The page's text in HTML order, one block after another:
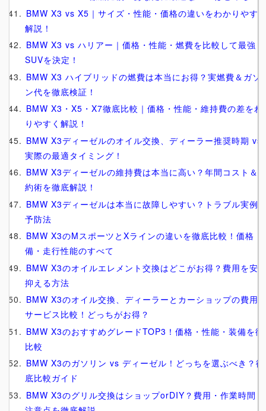
BMW X3 vs X5｜サイズ・性能・価格の違いをわかりやす
解説！
BMW X3 vs ハリアー｜価格・性能・燃費を比較して最強
SUVを決定！
BMW X3 ハイブリッドの燃費は本当にお得？実燃費＆ガソ
ン代を徹底検証！
BMW X3・X5・X7徹底比較｜価格・性能・維持費の差をわ
りやすく解説！
BMW X3ディーゼルのオイル交換、ディーラー推奨時期 vs
実際の最適タイミング！
BMW X3ディーゼルの維持費は本当に高い？年間コスト＆
約術を徹底解説！
BMW X3ディーゼルは本当に故障しやすい？トラブル実例
予防法
BMW X3のMスポーツとXラインの違いを徹底比較！価格・
備・走行性能のすべて
BMW X3のオイルエレメント交換はどこがお得？費用を安
抑える方法
BMW X3のオイル交換、ディーラーとカーショップの費用
サービス比較！どっちがお得？
BMW X3のおすすめグレードTOP3！価格・性能・装備を
比較
BMW X3のガソリン vs ディーゼル！どっちを選ぶべき？徹
底比較ガイド
BMW X3のグリル交換はショップorDIY？費用・作業時間・